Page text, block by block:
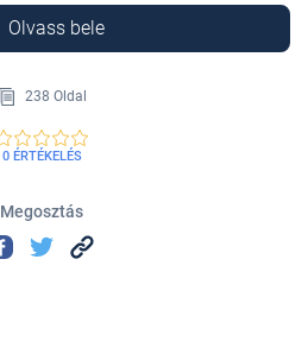
Olvass bele
238 Oldal
0 ÉRTÉKELÉS
Megosztás